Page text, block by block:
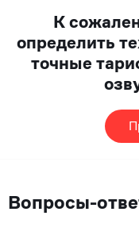
К
определить
точные
Вопросы-